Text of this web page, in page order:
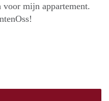
voor mijn appartement.